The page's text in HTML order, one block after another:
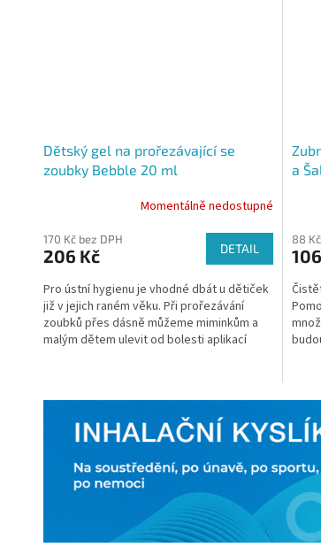
Dětský gel na prořezávající se
zoubky Bebble 20 ml
Momentálně nedostupné
170 Kč bez DPH
206 Kč DETAIL
Pro ústní hygienu je vhodné dbát u dětiček
již v jejich raném věku. Při prořezávání
zoubků přes dásně můžeme miminkům a
malým dětem ulevit od bolesti aplikací
a
88